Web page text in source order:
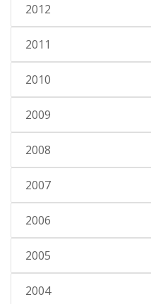
2012
2011
2010
2009
2008
2007
2006
2005
2004